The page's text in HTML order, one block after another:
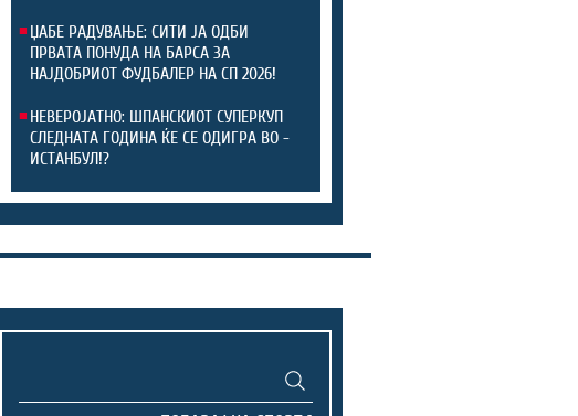
ЏАБЕ РАДУВАЊЕ: СИТИ ЈА ОДБИ
ПРВАТА ПОНУДА НА БАРСА ЗА
НАЈДОБРИОТ ФУДБАЛЕР НА СП 2026!
НЕВЕРОЈАТНО: ШПАНСКИОТ СУПЕРКУП
СЛЕДНАТА ГОДИНА ЌЕ СЕ ОДИГРА ВО -
ИСТАНБУЛ!?